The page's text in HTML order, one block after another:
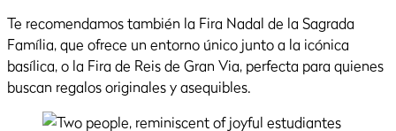
Te recomendamos también la Fira Nadal de la Sagrada
Família, que ofrece un entorno único junto a la icónica
basílica, o la Fira de Reis de Gran Via, perfecta para quienes
buscan regalos originales y asequibles.